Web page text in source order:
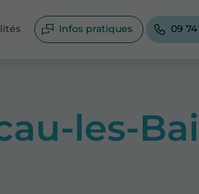
Infos pratiques 09 74
les-